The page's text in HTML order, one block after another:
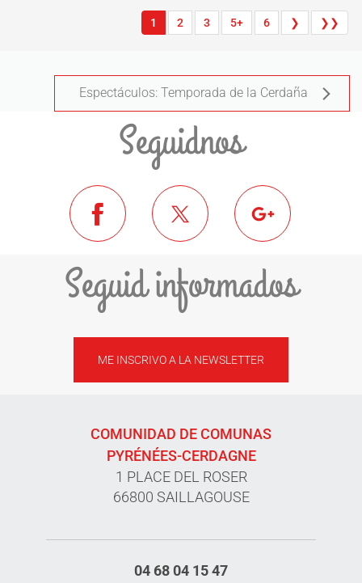
1 2 3 5+ 6 ❯ ❯❯
Espectáculos: Temporada de la Cerdaña
Seguidnos
Seguid informados
ME INSCRIVO A LA NEWSLETTER
COMUNIDAD DE COMUNAS
PYRÉNÉES-CERDAGNE
1 PLACE DEL ROSER
66800 SAILLAGOUSE
04 68 04 15 47